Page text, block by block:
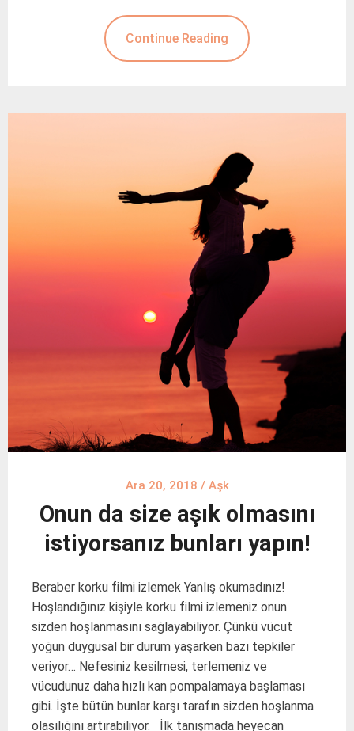
Continue Reading
Ara 20, 2018 / Aşk
Onun da size aşık olmasını
istiyorsanız bunları yapın!
Beraber korku filmi izlemek Yanlış okumadınız!
Hoşlandığınız kişiyle korku filmi izlemeniz onun
sizden hoşlanmasını sağlayabiliyor. Çünkü vücut
yoğun duygusal bir durum yaşarken bazı tepkiler
veriyor… Nefesiniz kesilmesi, terlemeniz ve
vücudunuz daha hızlı kan pompalamaya başlaması
gibi. İşte bütün bunlar karşı tarafın sizden hoşlanma
olasılığını artırabiliyor. İlk tanışmada heyecan